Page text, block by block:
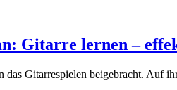
Gitarre lernen –
Gitarrespielen beigebracht. Auf